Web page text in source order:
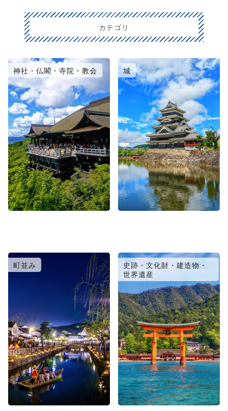
カテゴリ
神社・仏閣・寺院・教会 城
町並み
史跡・文化財・建造物・
世界遺産